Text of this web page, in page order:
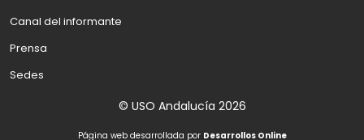
Canal del informante
Prensa
Sedes
© USO Andalucía 2026
Página web desarrollada por Desarrollos Online